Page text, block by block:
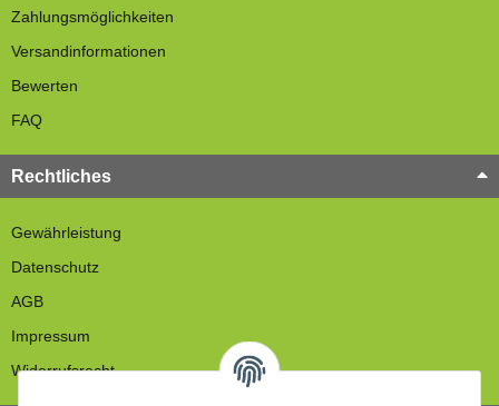
Zahlungsmöglichkeiten
Versandinformationen
Bewerten
FAQ
Rechtliches
Gewährleistung
Datenschutz
AGB
Impressum
Widerrufsrecht